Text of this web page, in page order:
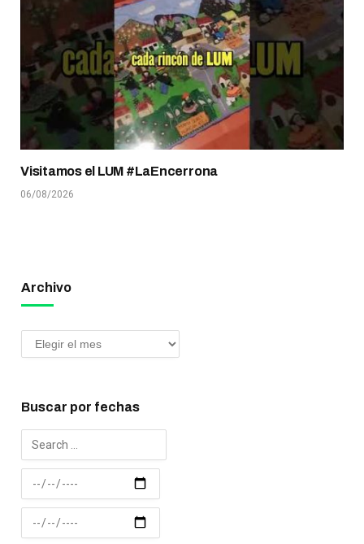
Visitamos el LUM #LaEncerrona
06/08/2026
Archivo
Buscar por fechas